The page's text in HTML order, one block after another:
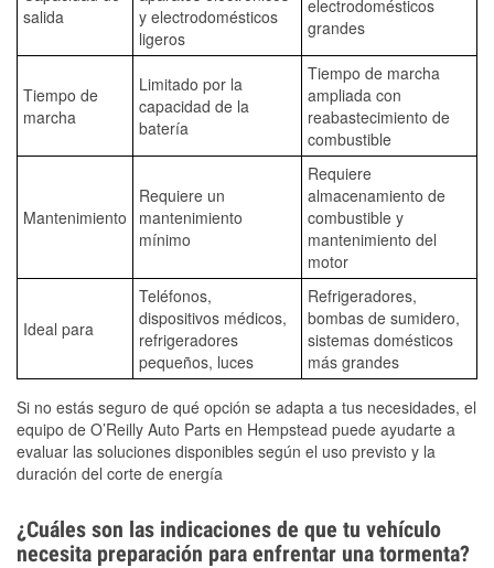
salida
y electrodomésticos
ligeros
electrodomésticos
grandes
Tiempo de
marcha
Limitado por la
capacidad de la
batería
Tiempo de marcha
ampliada con
reabastecimiento de
combustible
Mantenimiento
Requiere un
mantenimiento
mínimo
Requiere
almacenamiento de
combustible y
mantenimiento del
motor
Ideal para
Teléfonos,
dispositivos médicos,
refrigeradores
pequeños, luces
Refrigeradores,
bombas de sumidero,
sistemas domésticos
más grandes
Si no estás seguro de qué opción se adapta a tus necesidades, el
equipo de O’Reilly Auto Parts en Hempstead puede ayudarte a
evaluar las soluciones disponibles según el uso previsto y la
duración del corte de energía
¿Cuáles son las indicaciones de que tu vehículo
necesita preparación para enfrentar una tormenta?